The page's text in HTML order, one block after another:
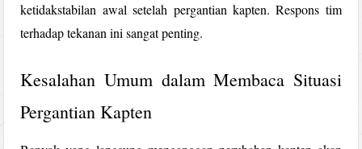
ketidakstabilan awal setelah pergantian kapten. Respons tim
terhadap tekanan ini sangat penting.
Kesalahan Umum dalam Membaca Situasi
Pergantian Kapten